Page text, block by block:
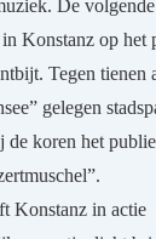
De
Konstanz op het
Tegen tienen
gelegen
de koren het
Konstanz in actie